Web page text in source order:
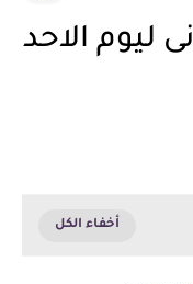
ليوم الاحد